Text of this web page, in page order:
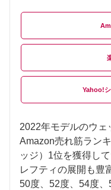
Yahoo!
2022年モデルのウェ
Amazon売れ筋ラン
ッジ）1位を獲得し
レフティの展開も豊
50度、52度、54度、